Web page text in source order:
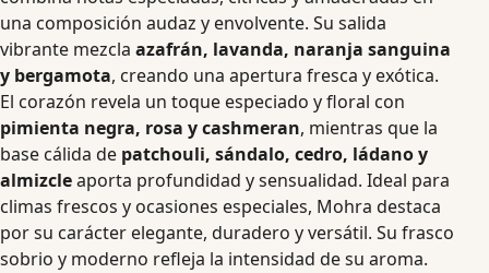
una composición audaz y envolvente. Su salida
vibrante mezcla azafrán, lavanda, naranja sanguina
y bergamota, creando una apertura fresca y exótica.
El corazón revela un toque especiado y floral con
pimienta negra, rosa y cashmeran, mientras que la
base cálida de patchouli, sándalo, cedro, ládano y
almizcleaporta profundidad y sensualidad. Ideal para
climas frescos y ocasiones especiales, Mohra destaca
por su carácter elegante, duradero y versátil. Su frasco
sobrio y moderno refleja la intensidad de su aroma.